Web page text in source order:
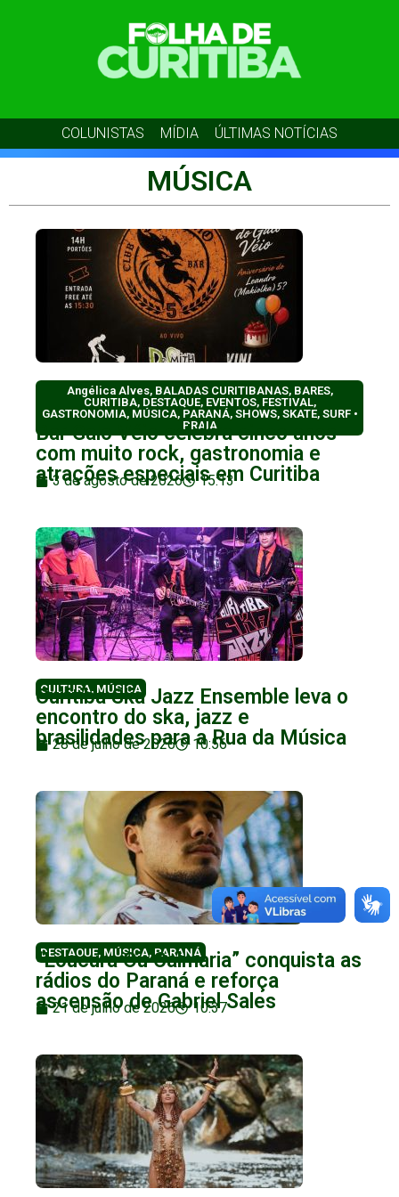
COLUNISTAS MÍDIA ÚLTIMAS NOTÍCIAS
MÚSICA
Angélica Alves, BALADAS CURITIBANAS, BARES,
CURITIBA, DESTAQUE, EVENTOS, FESTIVAL,
GASTRONOMIA, MÚSICA, PARANÁ, SHOWS, SKATE, SURF •
PRAIA
Bar Galo Véio celebra cinco anos
com muito rock, gastronomia e
atrações especiais em Curitiba
3 de agosto de 2026 15:13
CULTURA, MÚSICA
Curitiba Ska Jazz Ensemble leva o
encontro do ska, jazz e
brasilidades para a Rua da Música
28 de julho de 2026 10:56
DESTAQUE, MÚSICA, PARANÁ
“Loucura Ou Calmaria” conquista as
rádios do Paraná e reforça
ascensão de Gabriel Sales
21 de julho de 2026 10:37